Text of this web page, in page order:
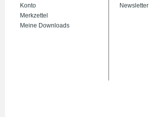
Konto
Merkzettel
Meine Downloads
Newsletter